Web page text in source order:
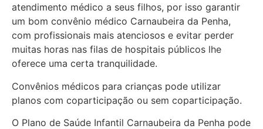
atendimento médico a seus filhos, por isso garantir
um bom convênio médico Carnaubeira da Penha,
com profissionais mais atenciosos e evitar perder
muitas horas nas filas de hospitais públicos lhe
oferece uma certa tranquilidade.
Convênios médicos para crianças pode utilizar
planos com coparticipação ou sem coparticipação.
O Plano de Saúde Infantil Carnaubeira da Penha pode